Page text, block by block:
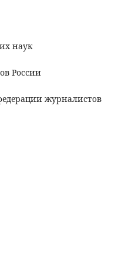
наук
России
журналистов